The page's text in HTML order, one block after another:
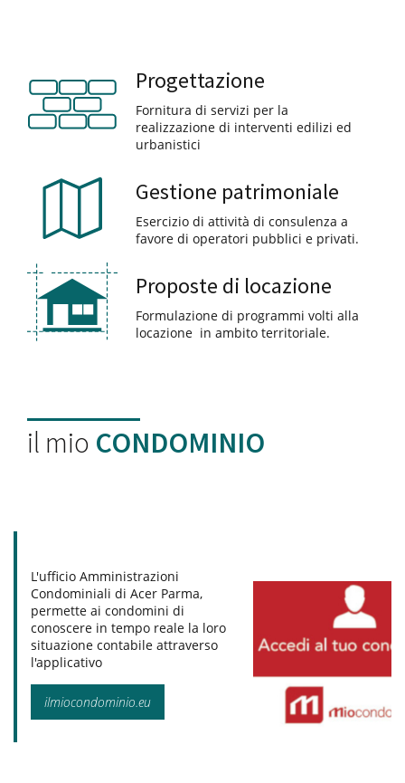
Progettazione
Fornitura di servizi per la
realizzazione di interventi edilizi ed
urbanistici
Gestione patrimoniale
Esercizio di attività di consulenza a
favore di operatori pubblici e privati.
Proposte di locazione
Formulazione di programmi volti alla
locazione in ambito territoriale.
il mio CONDOMINIO
L'ufficio Amministrazioni
Condominiali di Acer Parma,
permette ai condomini di
conoscere in tempo reale la loro
situazione contabile attraverso
l'applicativo
ilmiocondominio.eu